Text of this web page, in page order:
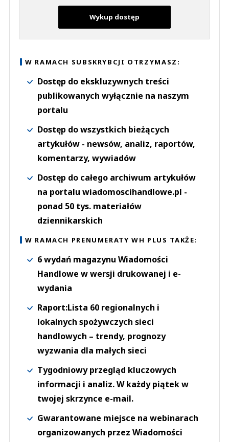
Wykup dostęp
W RAMACH SUBSKRYBCJI OTRZYMASZ:
Dostęp do ekskluzywnych treści
publikowanych wyłącznie na naszym
portalu
Dostęp do wszystkich bieżących
artykułów - newsów, analiz, raportów,
komentarzy, wywiadów
Dostęp do całego archiwum artykułów
na portalu wiadomoscihandlowe.pl -
ponad 50 tys. materiałów
dziennikarskich
W RAMACH PRENUMERATY WH PLUS TAKŻE:
6 wydań magazynu Wiadomości
Handlowe w wersji drukowanej i e-
wydania
Raport:Lista 60 regionalnych i
lokalnych spożywczych sieci
handlowych – trendy, prognozy
wyzwania dla małych sieci
Tygodniowy przegląd kluczowych
informacji i analiz. W każdy piątek w
twojej skrzynce e-mail.
Gwarantowane miejsce na webinarach
organizowanych przez Wiadomości